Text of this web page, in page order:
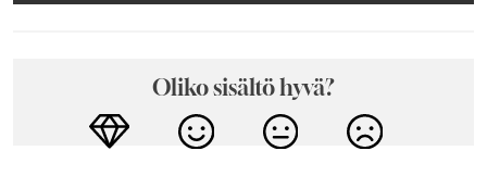
Oliko sisältö hyvä?